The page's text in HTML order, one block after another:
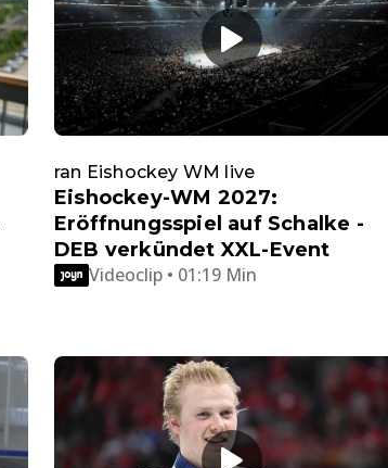
ran Eishockey WM live
Eishockey-WM 2027:
Eröffnungsspiel auf Schalke -
DEB verkündet XXL-Event
Videoclip • 01:19 Min